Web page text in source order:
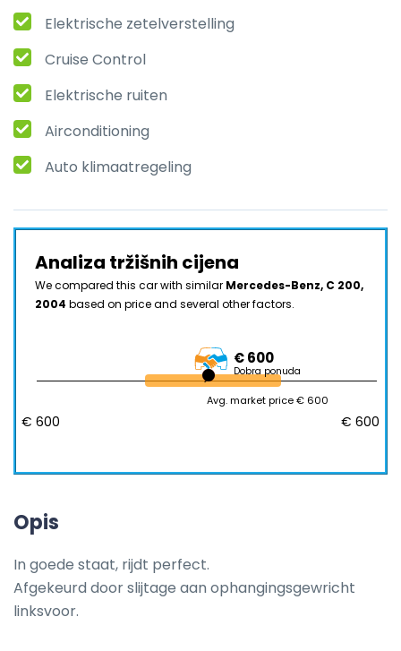
Elektrische zetelverstelling
Cruise Control
Elektrische ruiten
Airconditioning
Auto klimaatregeling
Analiza tržišnih cijena
We compared this car with similar Mercedes-Benz, C 200,
2004 based on price and several other factors.
€ 600
Dobra ponuda
Avg. market price € 600
€ 600 € 600
Opis
In goede staat, rijdt perfect.
Afgekeurd door slijtage aan ophangingsgewricht
linksvoor.